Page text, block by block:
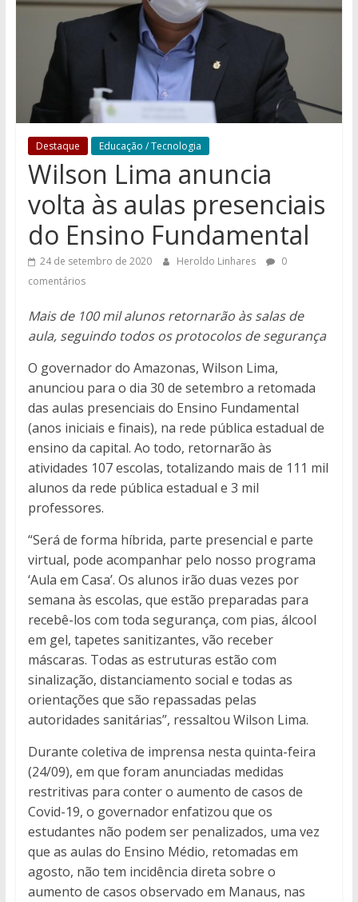
Destaque Educação / Tecnologia
Wilson Lima anuncia
volta às aulas presenciais
do Ensino Fundamental
24 de setembro de 2020 Heroldo Linhares
0
comentários
Mais de 100 mil alunos retornarão às salas de
aula, seguindo todos os protocolos de segurança
O governador do Amazonas, Wilson Lima,
anunciou para o dia 30 de setembro a retomada
das aulas presenciais do Ensino Fundamental
(anos iniciais e finais), na rede pública estadual de
ensino da capital. Ao todo, retornarão às
atividades 107 escolas, totalizando mais de 111 mil
alunos da rede pública estadual e 3 mil
professores.
“Será de forma híbrida, parte presencial e parte
virtual, pode acompanhar pelo nosso programa
‘Aula em Casa’. Os alunos irão duas vezes por
semana às escolas, que estão preparadas para
recebê-los com toda segurança, com pias, álcool
em gel, tapetes sanitizantes, vão receber
máscaras. Todas as estruturas estão com
sinalização, distanciamento social e todas as
orientações que são repassadas pelas
autoridades sanitárias”, ressaltou Wilson Lima.
Durante coletiva de imprensa nesta quinta-feira
(24/09), em que foram anunciadas medidas
restritivas para conter o aumento de casos de
Covid-19, o governador enfatizou que os
estudantes não podem ser penalizados, uma vez
que as aulas do Ensino Médio, retomadas em
agosto, não tem incidência direta sobre o
aumento de casos observado em Manaus, nas